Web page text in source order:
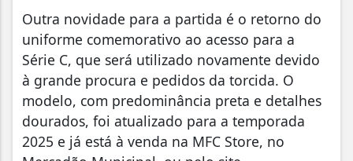
Outra novidade para a partida é o retorno do
uniforme comemorativo ao acesso para a
Série C, que será utilizado novamente devido
à grande procura e pedidos da torcida. O
modelo, com predominância preta e detalhes
dourados, foi atualizado para a temporada
2025 e já está à venda na MFC Store, no